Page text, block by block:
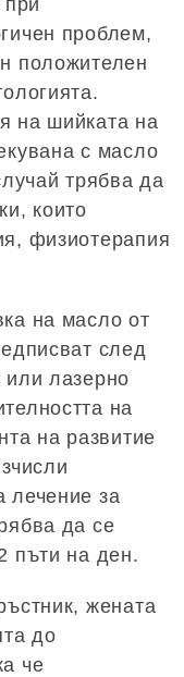
проблем,
положителен
на шийката на
с масло
трябва да
които
физиотерапия
на масло от
след
или лазерно
на
на развитие
лечение за
да се
пъти на ден.
жената
до
че